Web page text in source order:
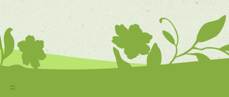
:::